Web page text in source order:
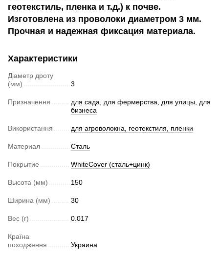
геотекстиль, пленка и т.д.) к почве.
Изготовлена из проволоки диаметром 3 мм.
Прочная и надежная фиксация материала.
Характеристики
Діаметр дроту
(мм)
3
Призначення для сада для фермерства для улицы для
бизнеса
Використання для агроволокна, геотекстиля, пленки
Материал Сталь
Покрытие WhiteCover (сталь+цинк)
Высота (мм) 150
Ширина (мм) 30
Вес (г) 0.017
Країна
походження
Украина